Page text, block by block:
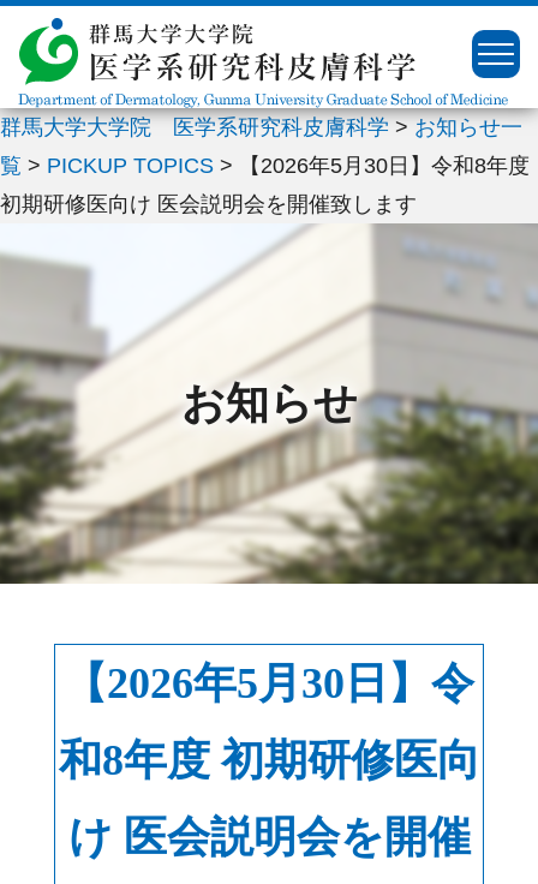
▼
群馬大学大学院 医学系研究科皮膚科学 > お知らせ一
覧 > PICKUP TOPICS >
【2026年5月30日】令和8年度
初期研修医向け 医会説明会を開催致します
お知らせ
【2026年5月30日】令
和8年度 初期研修医向
け 医会説明会を開催